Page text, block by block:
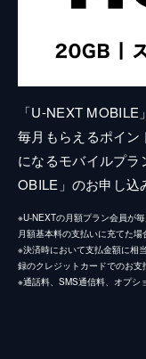
「U-NEXT
毎月もらえるポイ
になるモバイルプ
OBILE」のお申し込
※U-NEXTの月額プラン会員が
月額基本料の支払いに充てた場
※決済時において支払金額に相
録のクレジットカードでのお支
※通話料、SMS通信料、オプシ